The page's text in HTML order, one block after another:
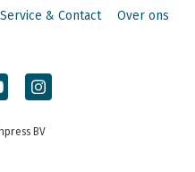
Service & Contact Over ons
BV